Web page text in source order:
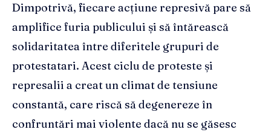
Dimpotrivă, fiecare acțiune represivă pare să
amplifice furia publicului și să întărească
solidaritatea între diferitele grupuri de
protestatari. Acest ciclu de proteste și
represalii a creat un climat de tensiune
constantă, care riscă să degenereze în
confruntări mai violente dacă nu se găsesc